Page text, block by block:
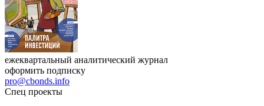
ежеквартальный аналитический журнал
оформить подписку
pro@cbonds.info
Спец проекты